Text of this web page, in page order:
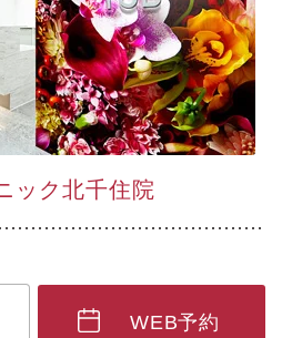
ック北千住院
WEB予約